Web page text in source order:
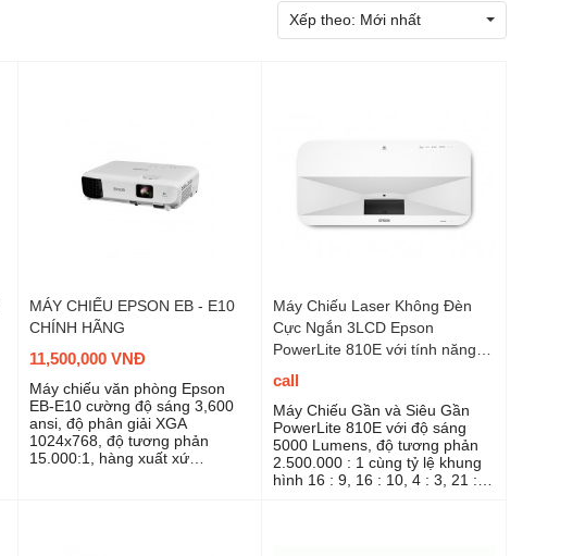
Xếp theo: Mới nhất
MÁY CHIẾU EPSON EB - E10
CHÍNH HÃNG
11,500,000 VNĐ
Máy chiếu văn phòng Epson
EB-E10 cường độ sáng 3,600
ansi, độ phân giải XGA
1024x768, độ tương phản
15.000:1, hàng xuất xứ
Máy Chiếu Laser Không Đèn
Cực Ngắn 3LCD Epson
PowerLite 810E với tính năng
cải tiến 4K
call
Máy Chiếu Gần và Siêu Gần
PowerLite 810E với độ sáng
5000 Lumens, độ tương phản
2.500.000 : 1 cùng tỷ lệ khung
hình 16 : 9, 16 : 10, 4 : 3, 21 :